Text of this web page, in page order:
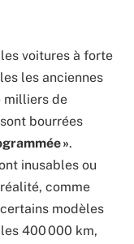
voitures à forte
les anciennes
milliers de
bourrées
».
inusables ou
comme
modèles
400 000 km,